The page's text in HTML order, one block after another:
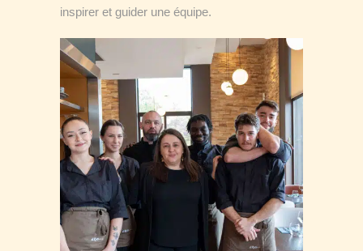
inspirer et guider une équipe.